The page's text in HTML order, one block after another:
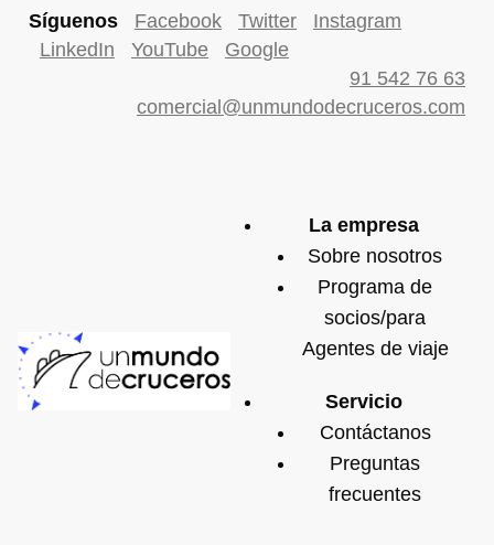
Síguenos Facebook Twitter
Instagram
LinkedIn
YouTube
Google
91 542 76 63
comercial@unmundodecruceros.com
La empresa
Sobre nosotros
Programa de
socios/para
Agentes de viaje
Servicio
Contáctanos
Preguntas
frecuentes